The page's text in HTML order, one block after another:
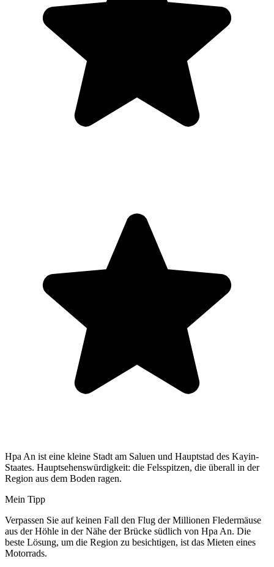
Hpa An ist eine kleine Stadt am Saluen und Hauptstad des Kayin-
Staates. Hauptsehenswürdigkeit: die Felsspitzen, die überall in der
Region aus dem Boden ragen.
Mein Tipp
Verpassen Sie auf keinen Fall den Flug der Millionen Fledermäuse
aus der Höhle in der Nähe der Brücke südlich von Hpa An. Die
beste Lösung, um die Region zu besichtigen, ist das Mieten eines
Motorrads.